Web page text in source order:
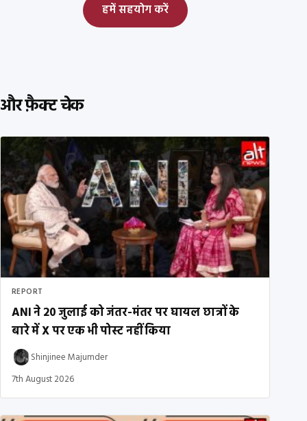
हमें सहयोग करें
और फ़ैक्ट चेक
REPORT
ANI ने 20 जुलाई को जंतर-मंतर पर घायल छात्रों के
बारे में X पर एक भी पोस्ट नहीं किया
Shinjinee Majumder
7th August 2026